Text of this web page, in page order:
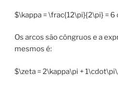
$\kappa = \frac{12\pi}{2\pi} = 6
Os arcos são côngruos e a
mesmos é:
$\zeta = 2\kappa\pi +